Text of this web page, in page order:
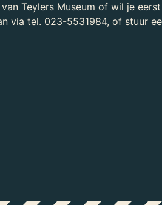
Teylers Museum of wil je
viatel. 023-5531984, of stuur